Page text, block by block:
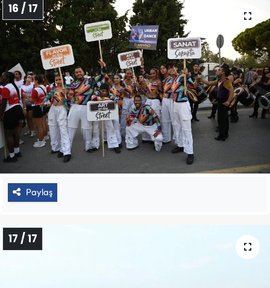
16 / 17
Paylaş
17 / 17